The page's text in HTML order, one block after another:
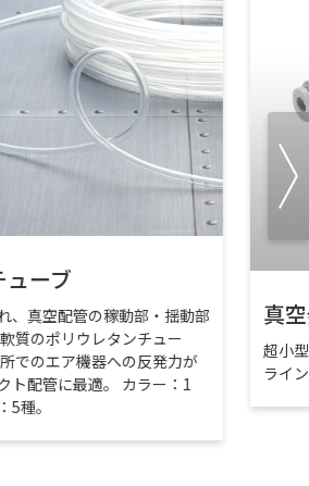
ューブ
、真空配管の稼動部・揺動部
質のポリウレタンチュー
でのエア機器への反発力が
ト配管に最適。 カラー：1
5種。
真
超小
ライ